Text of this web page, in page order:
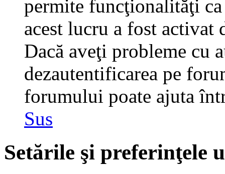
permite funcţionalităţi
acest lucru a fost
Dacă aveţi probleme cu
dezautentificarea pe
forumului poate ajuta
Sus
Setările şi preferinţele